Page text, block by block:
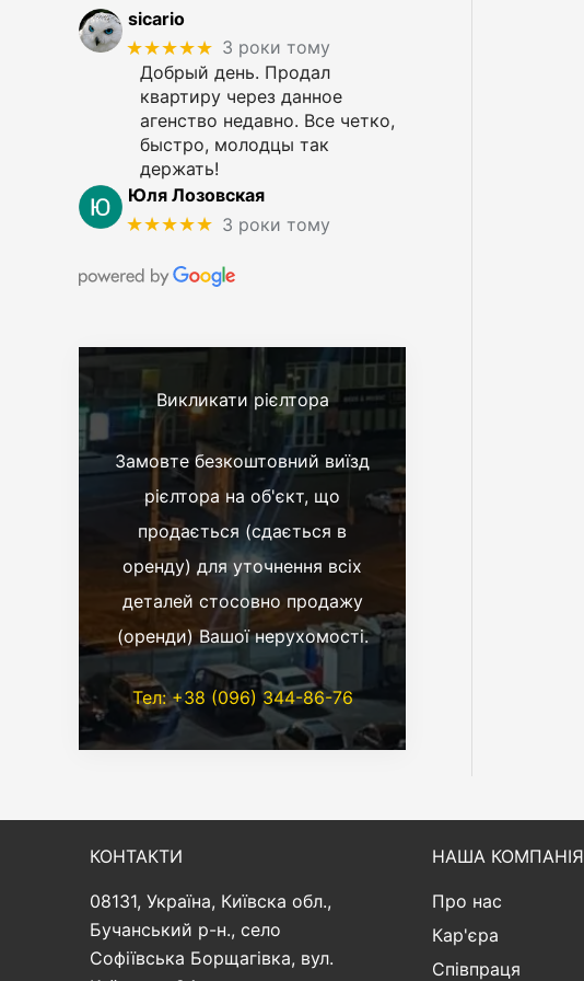
sicario
★★★★★ 3 роки тому
Добрый день. Продал
квартиру через данное
агенство недавно. Все четко,
быстро, молодцы так
держать!
Юля Лозовская
★★★★★ 3 роки тому
Викликати рієлтора
Замовте безкоштовний виїзд
рієлтора на об'єкт, що
продається (сдається в
оренду) для уточнення всіх
деталей стосовно продажу
(оренди) Вашої нерухомості.
Тел: +38 (096) 344-86-76
КОНТАКТИ
08131, Україна, Київска обл.,
Бучанський р-н., село
Софіївська Борщагівка, вул.
НАША КОМПАНІЯ
Про нас
Кар'єра
Співпраця